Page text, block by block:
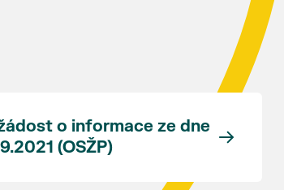
o informace ze dne
(OSŽP)